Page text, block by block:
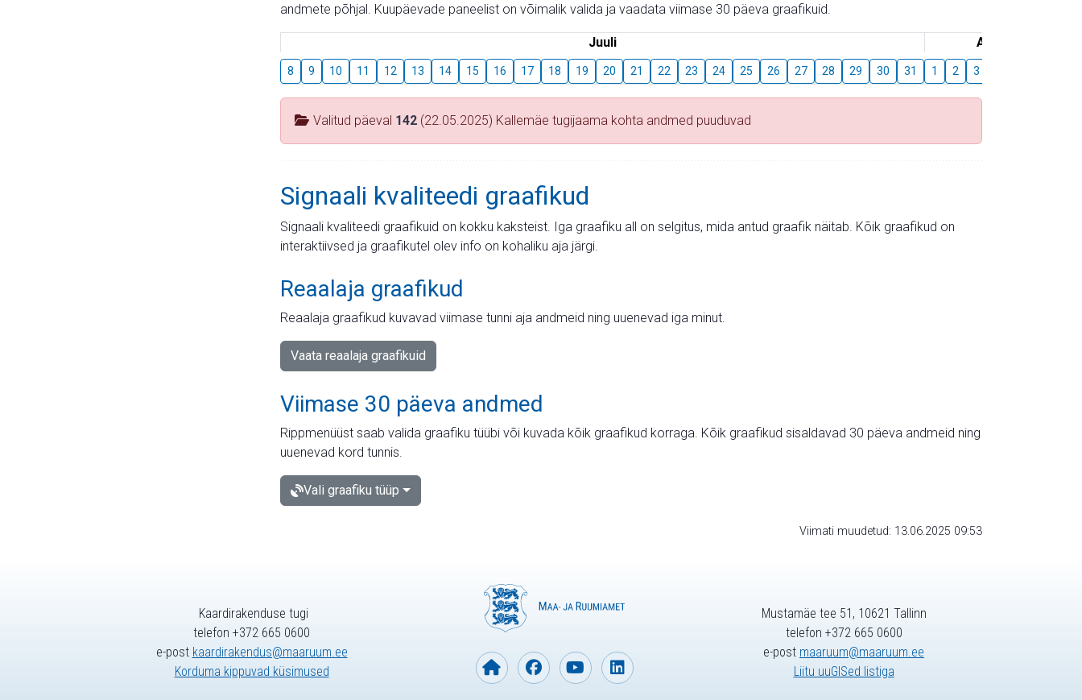
andmete põhjal. Kuupäevade paneelist on võimalik valida ja vaadata viimase 30 päeva graafikuid.
Juuli August
8 9 10 11 12 13 14 15 16 17 18 19 20 21 22 23 24 25 26 27 28 29 30 31 1 2 3
Valitud päeval 142 (22.05.2025) Kallemäe tugijaama kohta andmed puuduvad
Signaali kvaliteedi graafikud
Signaali kvaliteedi graafikuid on kokku kaksteist. Iga graafiku all on selgitus, mida antud graafik näitab. Kõik graafikud on
interaktiivsed ja graafikutel olev info on kohaliku aja järgi.
Reaalaja graafikud
Reaalaja graafikud kuvavad viimase tunni aja andmeid ning uuenevad iga minut.
Vaata reaalaja graafikuid
Viimase 30 päeva andmed
Rippmenüüst saab valida graafiku tüübi või kuvada kõik graafikud korraga. Kõik graafikud sisaldavad 30 päeva andmeid ning
uuenevad kord tunnis.
Vali graafiku tüüp
Viimati muudetud: 13.06.2025 09:53
Kaardirakenduse tugi
telefon +372 665 0600
e-post kaardirakendus@maaruum.ee
Korduma kippuvad küsimused
Mustamäe tee 51, 10621 Tallinn
telefon +372 665 0600
e-post maaruum@maaruum.ee
Liitu uuGISed listiga